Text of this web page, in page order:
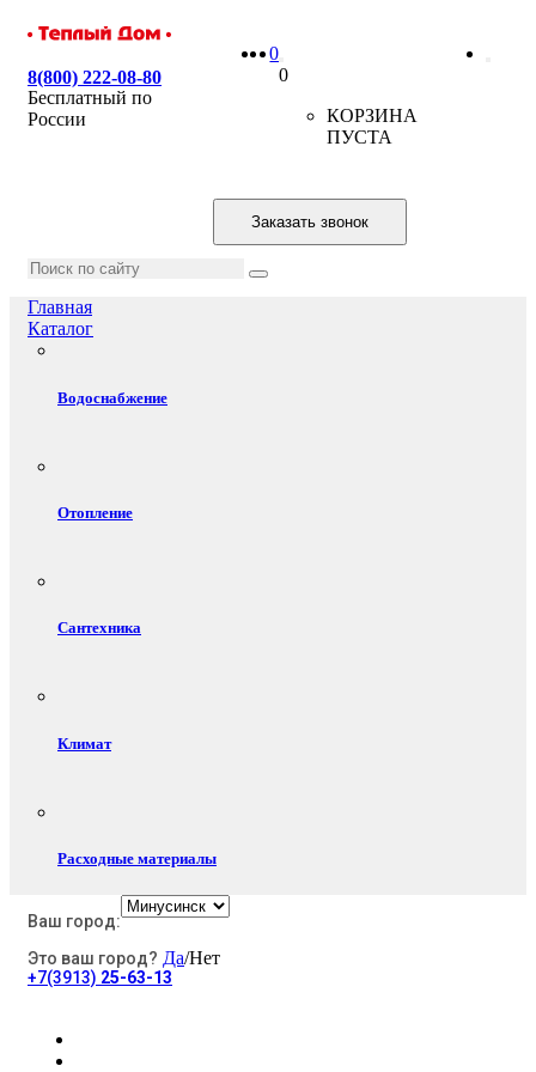
8(800) 222-08-80
Бесплатный по
России
0
0
КОРЗИНА
ПУСТА
Заказать звонок
Главная
Каталог
Водоснабжение
Отопление
Сантехника
Климат
Расходные материалы
Электротовары
Ваш город:
Это ваш город? Да/Нет
+7(3913) 25-63-13